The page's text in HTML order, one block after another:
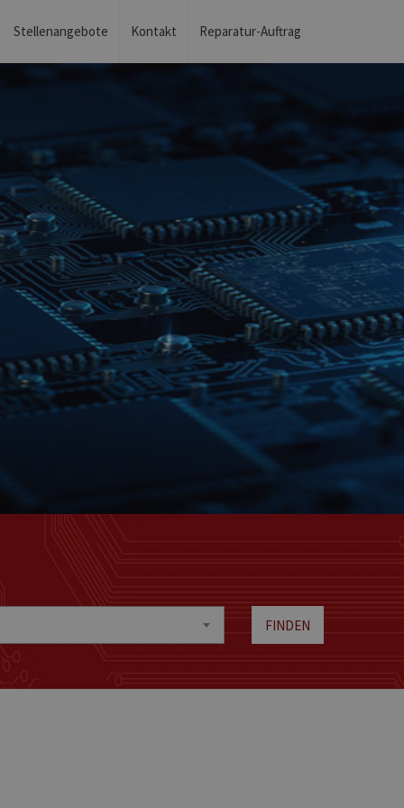
Stellenangebote Kontakt Reparatur-Auftrag
FINDEN